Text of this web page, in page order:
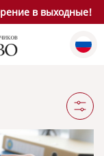
в выходные!